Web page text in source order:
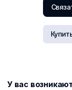
У вас